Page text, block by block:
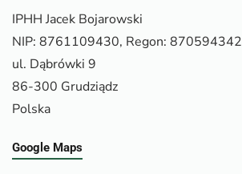
IPHH Jacek Bojarowski
NIP: 8761109430, Regon: 870594342
ul. Dąbrówki 9
86-300 Grudziądz
Polska
Google Maps